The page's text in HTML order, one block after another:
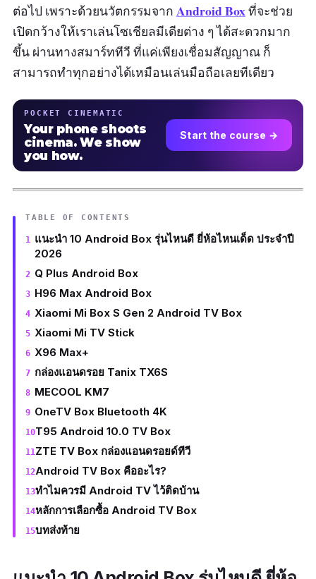
ต่อไป เพราะด้วยนวัตกรรมจาก Android Boxที่จะช่วย
เปิดกว้างให้เราเล่นโซเชียลมีเดียต่าง ๆ ได้สะดวกมาก
ขึ้น ผ่านทางสมาร์ททีวี ที่แค่เพียงเชื่อมสัญญาณ ก็
สามารถทำทุกอย่างได้เหมือนเล่นมือถือเลยทีเดียว
POCKET CINEMATIC
Your phone shoots
cinema. We show
you how.
Start the course →
TABLE OF CONTENTS
แนะนำ 10 Android Box รุ่นไหนดี ยี่ห้อไหนเด็ด ประจำปี
2026
Q Plus Android Box
H96 Max Android Box
Xiaomi Mi Box S Gen 2 Android TV Box
Xiaomi Mi TV Stick
X96 Max+
กล่องแอนดรอย Tanix TX6S
MECOOL KM7
OneTV Box Bluetooth 4K
T95 Android 10.0 TV Box
ZTE TV Box กล่องแอนดรอยด์ทีวี
Android TV Box คืออะไร?
ทำไมควรมี Android TV ไว้ติดบ้าน
หลักการเลือกซื้อ Android TV Box
บทส่งท้าย